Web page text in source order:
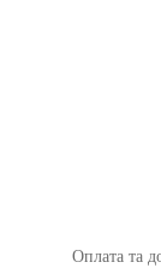
Оплата та